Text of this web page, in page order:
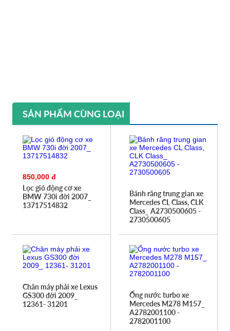
SẢN PHẨM CÙNG LOẠI
850,000 đ
Lọc gió động cơ xe
BMW 730i đời 2007_
13717514832
Bánh răng trung gian xe
Mercedes CL Class, CLK
Class_ A2730500605 -
2730500605
Chân máy phải xe Lexus
GS300 đời 2009_
12361- 31201
Ống nước turbo xe
Mercedes M278 M157_
A2782001100 -
2782001100